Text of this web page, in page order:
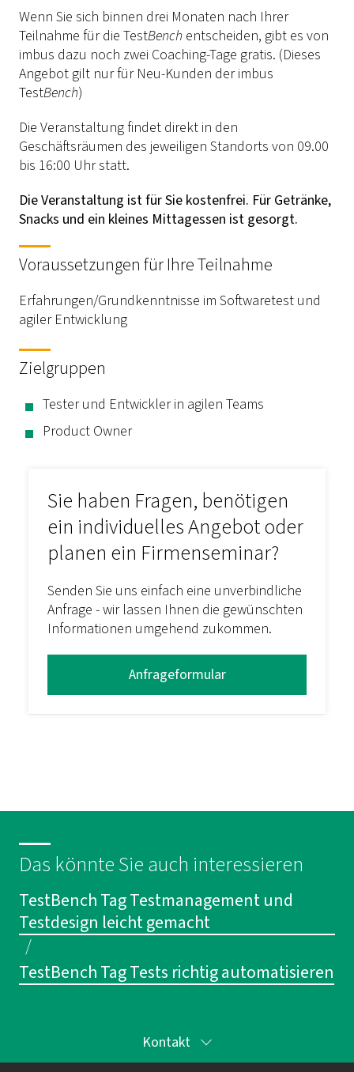
Sie haben Fragen, benötigen
ein individuelles Angebot oder
planen ein Firmenseminar?
Senden Sie uns einfach eine unverbindliche
Anfrage - wir lassen Ihnen die gewünschten
Informationen umgehend zukommen.
Anfrageformular
Wenn Sie sich binnen drei Monaten nach Ihrer
Teilnahme für die TestBench entscheiden, gibt es von
imbus dazu noch zwei Coaching-Tage gratis. (Dieses
Angebot gilt nur für Neu-Kunden der imbus
TestBench)
Die Veranstaltung findet direkt in den
Geschäftsräumen des jeweiligen Standorts von 09.00
bis 16:00 Uhr statt.
Die Veranstaltung ist für Sie kostenfrei. Für Getränke,
Snacks und ein kleines Mittagessen ist gesorgt.
Voraussetzungen für Ihre Teilnahme
Erfahrungen/Grundkenntnisse im Softwaretest und
agiler Entwicklung
Zielgruppen
Tester und Entwickler in agilen Teams
Product Owner
Das könnte Sie auch interessieren
TestBench Tag Testmanagement und
Testdesign leicht gemacht
/
TestBench Tag Tests richtig automatisieren
Kontakt